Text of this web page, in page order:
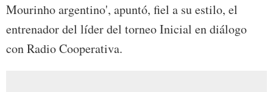
Mourinho argentino', apuntó, fiel a su estilo, el
entrenador del líder del torneo Inicial en diálogo
con Radio Cooperativa.